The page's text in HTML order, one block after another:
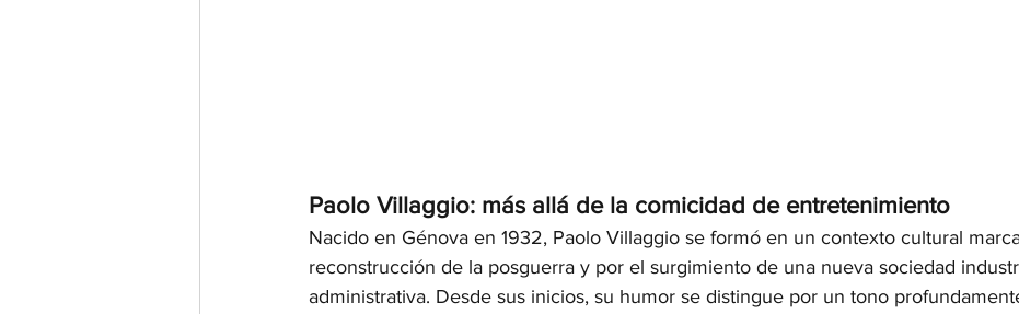
Paolo Villaggio: más allá de la comicidad de entretenimiento
Nacido en Génova en 1932, Paolo Villaggio se formó en un contexto cultural
reconstrucción de la posguerra y por el surgimiento de una nueva sociedad
administrativa. Desde sus inicios, su humor se distingue por un tono